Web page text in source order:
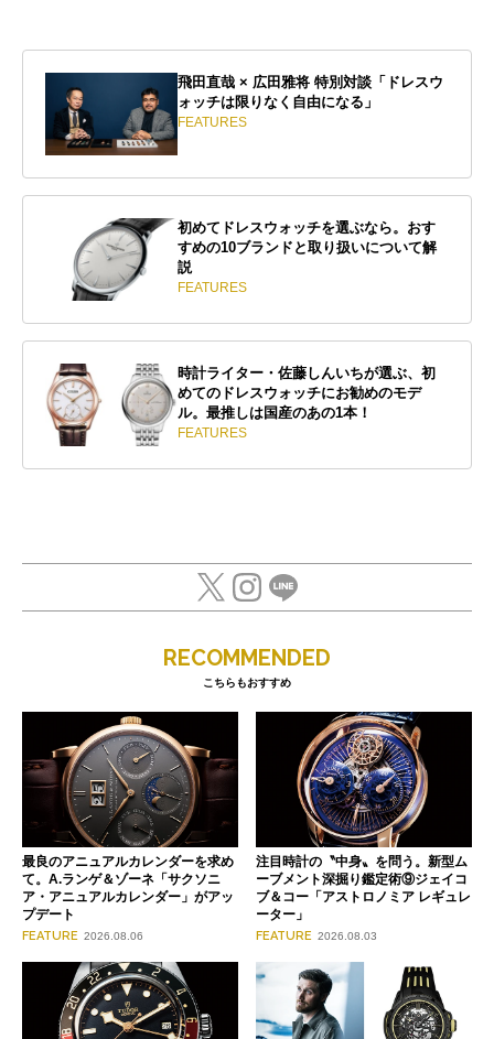
飛田直哉 × 広田雅将 特別対談「ドレスウ
ォッチは限りなく自由になる」
FEATURES
初めてドレスウォッチを選ぶなら。おす
すめの10ブランドと取り扱いについて解
説
FEATURES
時計ライター・佐藤しんいちが選ぶ、初
めてのドレスウォッチにお勧めのモデ
ル。最推しは国産のあの1本！
FEATURES
RECOMMENDED
こちらもおすすめ
最良のアニュアルカレンダーを求め
て。A.ランゲ＆ゾーネ「サクソニ
ア・アニュアルカレンダー」がアッ
プデート
FEATURE 2026.08.06
注目時計の〝中身〟を問う。新型ム
ーブメント深掘り鑑定術⑨ジェイコ
ブ＆コー「アストロノミア レギュレ
ーター」
FEATURE 2026.08.03